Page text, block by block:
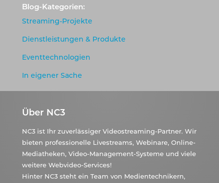
Blog-Kategorien:
Streaming-Projekte
Dienstleistungen & Produkte
Eventtechnologien
In eigener Sache
Über NC3
NC3 ist Ihr zuverlässiger Videostreaming-Partner. Wir
bieten professionelle Livestreams, Webinare, Online-
Mediatheken, Video-Management-Systeme und viele
weitere Webvideo-Services!
Hinter NC3 steht ein Team von Medientechnikern,